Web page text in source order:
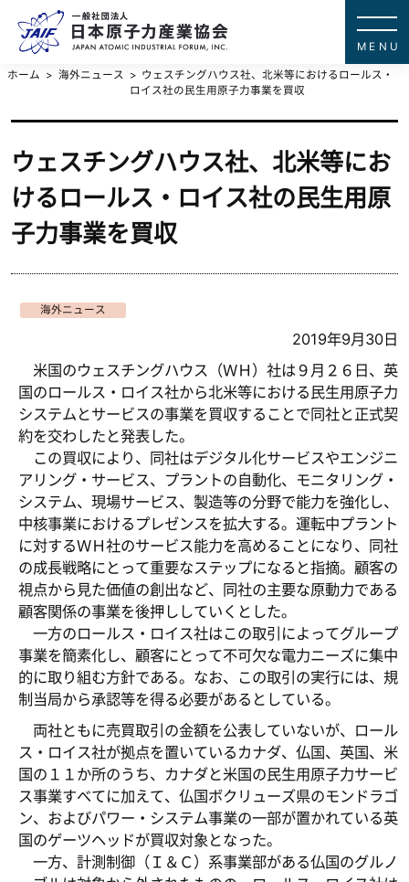
ホーム 海外ニュース
ウェスチングハウス社、北米等におけるロールス・
ロイス社の民生用原子力事業を買収
ウェスチングハウス社、北米等にお
けるロールス・ロイス社の民生用原
子力事業を買収
海外ニュース
2019年9月30日
米国のウェスチングハウス（ＷＨ）社は９月２６日、英
国のロールス・ロイス社から北米等における民生用原子力
システムとサービスの事業を買収することで同社と正式契
約を交わしたと発表した。
この買収により、同社はデジタル化サービスやエンジニ
アリング・サービス、プラントの自動化、モニタリング・
システム、現場サービス、製造等の分野で能力を強化し、
中核事業におけるプレゼンスを拡大する。運転中プラント
に対するＷＨ社のサービス能力を高めることになり、同社
の成長戦略にとって重要なステップになると指摘。顧客の
視点から見た価値の創出など、同社の主要な原動力である
顧客関係の事業を後押ししていくとした。
一方のロールス・ロイス社はこの取引によってグループ
事業を簡素化し、顧客にとって不可欠な電力ニーズに集中
的に取り組む方針である。なお、この取引の実行には、規
制当局から承認等を得る必要があるとしている。
両社ともに売買取引の金額を公表していないが、ロール
ス・ロイス社が拠点を置いているカナダ、仏国、英国、米
国の１１か所のうち、カナダと米国の民生用原子力サービ
ス事業すべてに加えて、仏国ボクリューズ県のモンドラゴ
ン、およびパワー・システム事業の一部が置かれている英
国のゲーツヘッドが買収対象となった。
一方、計測制御（Ｉ＆Ｃ）系事業部がある仏国のグルノ